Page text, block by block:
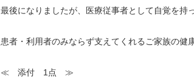
最後になりましたが、医療従事者として自覚を持
患者・利用者のみならず支えてくれるご家族の健
≪ 添付 1点 ≫